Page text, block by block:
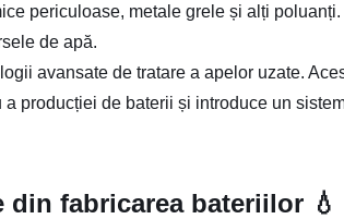
periculoase, metale grele și alți
de apă.
avansate de tratare a apelor uzate.
producției de baterii și introduce un
fabricarea bateriilor 💧